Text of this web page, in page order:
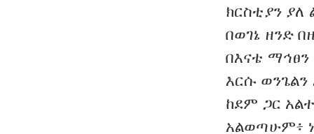
ክርስቲያን ያለ
በወገኔ ዘንድ
በእናቴ
እርሱ
ከደም ጋር
አልወጣሁም፥